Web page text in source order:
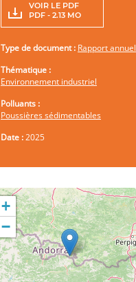
VOIR LE PDF
PDF - 2.13 MO
Type de document : Rapport annuel
Thématique :
Environnement industriel
Polluants :
Poussières sédimentables
Date :2025
+
−